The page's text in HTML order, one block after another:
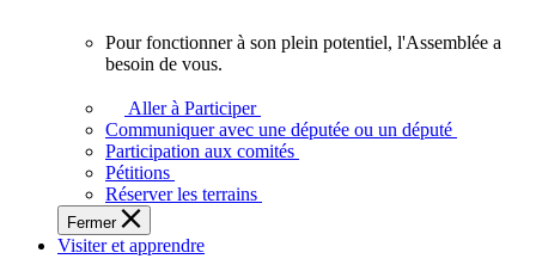
plein
potentiel,
l'Assemblée
a
besoin
de
Pour fonctionner à son plein potentiel, l'Assemblée a
besoin de vous.
Aller à Participer
Communiquer avec une députée ou un député
Participation aux comités
Pétitions
Réserver les terrains
Fermer
Visiter et apprendre